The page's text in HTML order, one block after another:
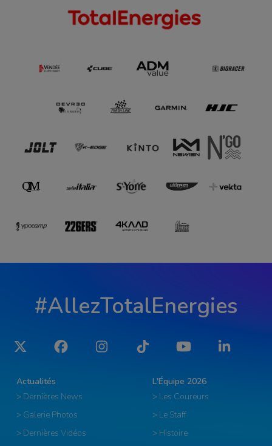
#AllezTotalEnergies
Twitter Facebook Instagram Tiktok YouTube LinkedIn
Actualités
> Dernières News
> Galerie Photos
> Dernières Vidéos
L'Équipe 2026
> Les Coureurs
> Le Staff
> Histoire